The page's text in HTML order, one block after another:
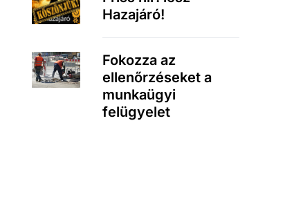
Hazajáró!
Fokozza az
ellenőrzéseket a
munkaügyi
felügyelet